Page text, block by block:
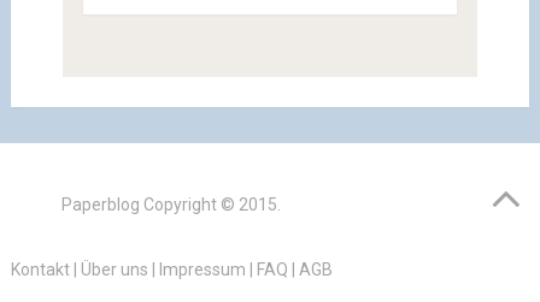
Paperblog Copyright © 2015.
Kontakt| Über uns Impressum FAQ AGB